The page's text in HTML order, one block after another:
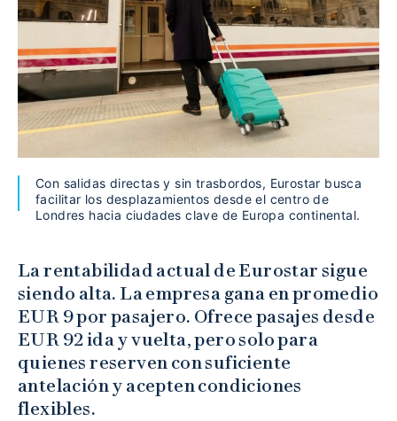
Con salidas directas y sin trasbordos, Eurostar busca
facilitar los desplazamientos desde el centro de
Londres hacia ciudades clave de Europa continental.
La rentabilidad actual de Eurostar sigue
siendo alta. La empresa gana en promedio
EUR 9 por pasajero. Ofrece pasajes desde
EUR 92 ida y vuelta, pero solo para
quienes reserven con suficiente
antelación y acepten condiciones
flexibles.